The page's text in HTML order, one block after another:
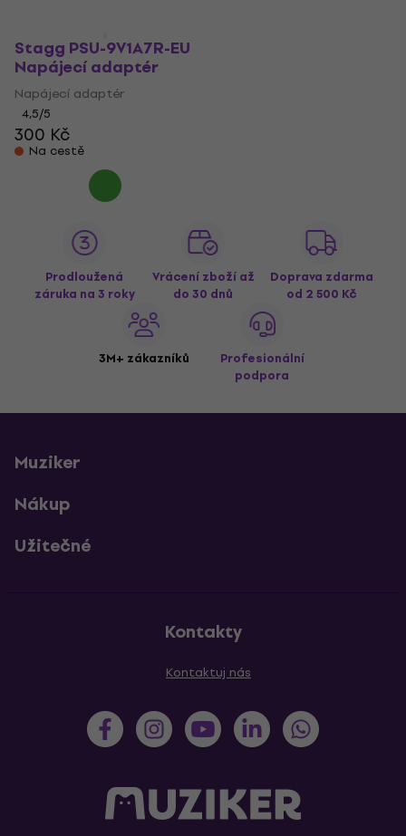
Stagg PSU-9V1A7R-EU
Napájecí adaptér
Napájecí adaptér
4,5/5
300 Kč
Na cestě
Prodloužená
záruka na 3 roky
Vrácení zboží až
do 30 dnů
Doprava zdarma
od 2 500 Kč
3M+ zákazníků
Profesionální
podpora
Muziker
Nákup
Užitečné
Kontakty
Kontaktuj nás